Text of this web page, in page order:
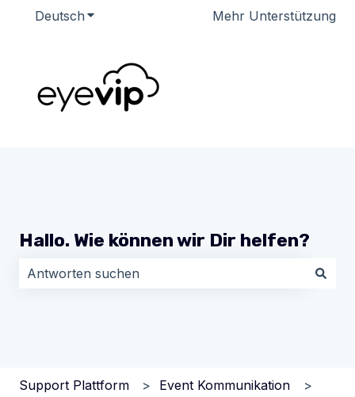
Deutsch Untermenü für Übersetzungen anzeigen
Mehr Unterstützung
Hallo. Wie können wir Dir helfen?
Support Plattform Event Kommunikation